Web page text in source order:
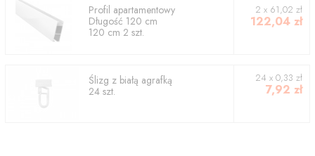
Profil apartamentowy
Długość 120 cm
120 cm 2 szt.
2 x 61,02 zł
122,04 zł
Ślizg z białą agrafką
24 szt.
24 x 0,33 zł
7,92 zł